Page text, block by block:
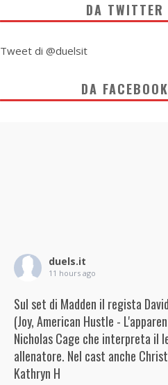
DA TWITTER
Tweet di @duelsit
DA FACEBOOK
duels.it
11 hours ago
Sul set di Madden il regista
(Joy, American Hustle -
Nicholas Cage che interpreta il
allenatore. Nel cast anche
Kathryn H